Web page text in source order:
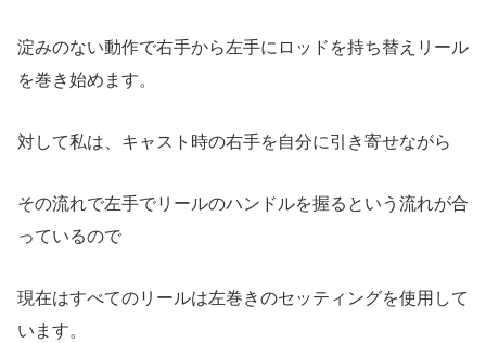
淀みのない動作で右手から左手にロッドを持ち替えリール
を巻き始めます。
対して私は、キャスト時の右手を自分に引き寄せながら
その流れで左手でリールのハンドルを握るという流れが合
っているので
現在はすべてのリールは左巻きのセッティングを使用して
います。